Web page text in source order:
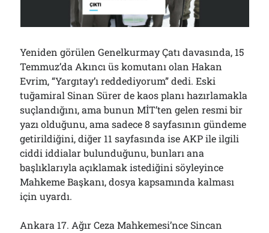
Arşivler
Arşivler
Yeniden görülen Genelkurmay Çatı davasında, 15
Temmuz’da Akıncı üs komutanı olan Hakan
Evrim, “Yargıtay’ı reddediyorum” dedi. Eski
tuğamiral Sinan Sürer de kaos planı hazırlamakla
suçlandığını, ama bunun MİT’ten gelen resmi bir
yazı olduğunu, ama sadece 8 sayfasının gündeme
getirildiğini, diğer 11 sayfasında ise AKP ile ilgili
ciddi iddialar bulunduğunu, bunları ana
başlıklarıyla açıklamak istediğini söyleyince
Mahkeme Başkanı, dosya kapsamında kalması
için uyardı.
Ankara 17. Ağır Ceza Mahkemesi’nce Sincan